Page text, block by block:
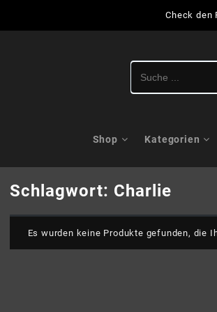
Check den
Shop Kategorien
Schlagwort: Charlie
Es wurden keine Produkte gefunden, die